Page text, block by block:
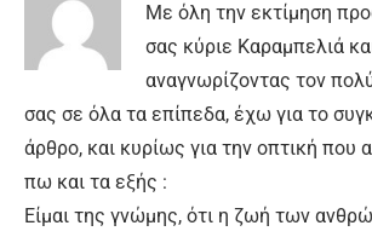
Με όλη την εκτίμηση
σας κύριε Καραμπελιά
αναγνωρίζοντας τον
σας σε όλα τα επίπεδα, έχω για το
άρθρο, και κυρίως για την οπτική που
πω και τα εξής :
Είμαι της γνώμης, ότι η ζωή των